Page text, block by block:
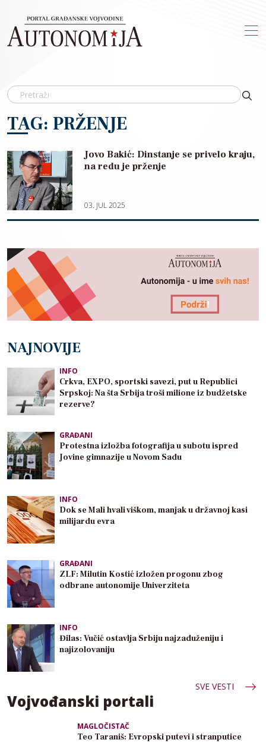
TAG: PRŽENJE
Jovo Bakić: Dinstanje se privelo kraju,
na redu je prženje
03. JUL 2025
NAJNOVIJE
INFO
Crkva, EXPO, sportski savezi, put u Republici
Srpskoj: Na šta Srbija troši milione iz budžetske
rezerve?
GRAĐANI
Protestna izložba fotografija u subotu ispred
Jovine gimnazije u Novom Sadu
INFO
Dok se Mali hvali viškom, manjak u državnoj kasi
milijardu evra
GRAĐANI
ZLF: Milutin Kostić izložen progonu zbog
odbrane autonomije Univerziteta
INFO
Đilas: Vučić ostavlja Srbiju najzaduženiju i
najizolovaniju
SVE VESTI
Vojvođanski portali
MAGLOČISTAČ
Teo Taraniš: Evropski putevi i stranputice